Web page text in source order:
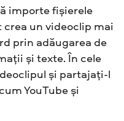
importe fișierele
un videoclip mai
prin adăugarea de
și texte. În cele
și partajați-l
YouTube și